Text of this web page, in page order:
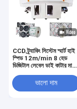
CCD ট্র্যাকিং সিস্টেম স্মার্ট হাই
স্পিড 12m/min 8 হেড
ডিজিটাল লেবেল ডাই কাটার মাল্টি-
কাটিং মেশিনভালো দাম